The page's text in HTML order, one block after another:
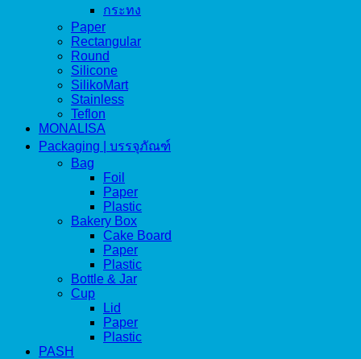
กระทง
Paper
Rectangular
Round
Silicone
SilikoMart
Stainless
Teflon
MONALISA
Packaging | บรรจุภัณฑ์
Bag
Foil
Paper
Plastic
Bakery Box
Cake Board
Paper
Plastic
Bottle & Jar
Cup
Lid
Paper
Plastic
PASH